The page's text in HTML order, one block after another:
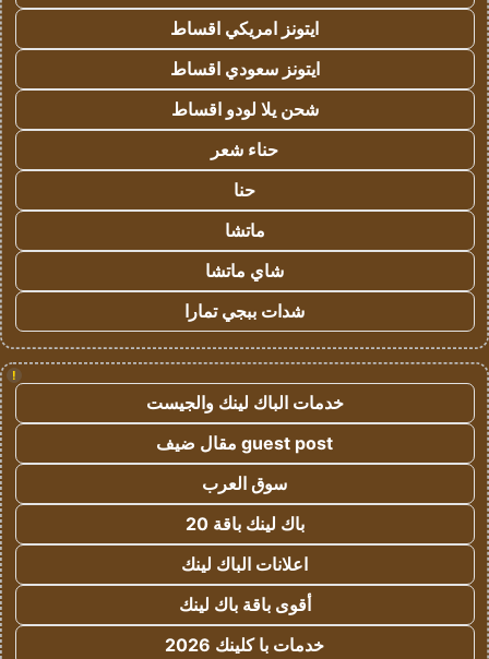
ايتونز امريكي اقساط
ايتونز سعودي اقساط
شحن يلا لودو اقساط
حناء شعر
حنا
ماتشا
شاي ماتشا
شدات ببجي تمارا
!
خدمات الباك لينك والجيست
guest post مقال ضيف
سوق العرب
باك لينك باقة 20
اعلانات الباك لينك
أقوى باقة باك لينك
خدمات با كلينك 2026